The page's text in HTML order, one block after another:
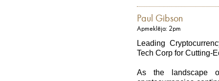
Paul Gibson
Apmeklēja: 2pm
Leading
Tech Corp for Cutting-
As the landscape